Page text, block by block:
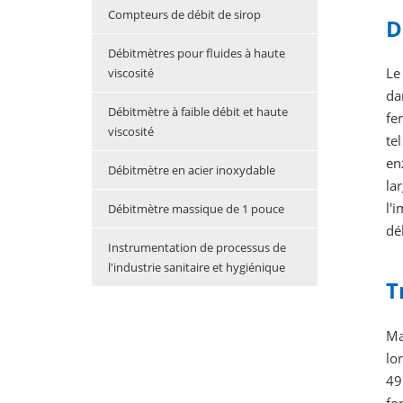
Compteurs de débit de sirop
Débitmètres pour fluides à haute
viscosité
Débitmètre à faible débit et haute
viscosité
Débitmètre en acier inoxydable
Débitmètre massique de 1 pouce
Instrumentation de processus de
l'industrie sanitaire et hygiénique